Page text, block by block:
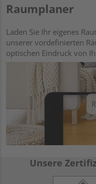
Raumplaner
Laden Sie Ihr eigenes
unserer vordefinierten
optischen Eindruck von
Unsere